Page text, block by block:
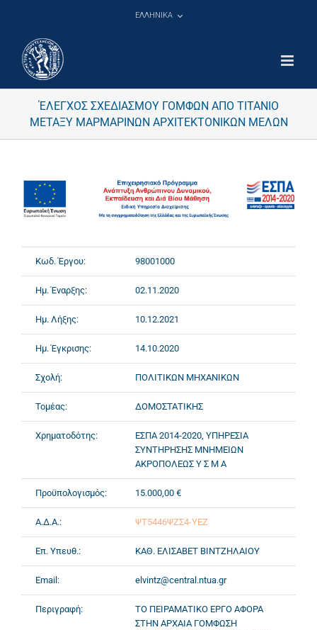
ΕΛΛΗΝΙΚΑ
ΈΛΕΓΧΟΣ ΣΧΕΔΙΑΣΜΟΥ ΓΟΜΦΩΝ ΑΠΟ ΤΙΤΑΝΙΟ
ΜΕΤΑΞΥ ΜΑΡΜΑΡΙΝΩΝ ΑΡΧΙΤΕΚΤΟΝΙΚΩΝ ΜΕΛΩΝ
Κωδ. Έργου: 98001000
Ημ. Έναρξης: 02.11.2020
Ημ. Λήξης: 10.12.2021
Ημ. Έγκρισης: 14.10.2020
Σχολή: ΠΟΛΙΤΙΚΩΝ ΜΗΧΑΝΙΚΩΝ
Τομέας: ΔΟΜΟΣΤΑΤΙΚΗΣ
Χρηματοδότης:
ΕΣΠΑ 2014-2020, ΥΠΗΡΕΣΙΑ
ΣΥΝΤΗΡΗΣΗΣ ΜΝΗΜΕΙΩΝ
ΑΚΡΟΠΟΛΕΩΣ Υ Σ Μ Α
Προϋπολογισμός: 15.000,00 €
Α.Δ.Α.: ΨΤ5446ΨΖΣ4-ΥΕΖ
Επ. Υπευθ.: ΚΑΘ. ΕΛΙΣΑΒΕΤ ΒΙΝΤΖΗΛΑΙΟΥ
Email: elvintz@central.ntua.gr
Περιγραφή:
ΤΟ ΠΕΙΡΑΜΑΤΙΚΟ ΕΡΓΟ ΑΦΟΡΑ
ΣΤΗΝ ΑΡΧΑΙΑ ΓΟΜΦΩΣΗ